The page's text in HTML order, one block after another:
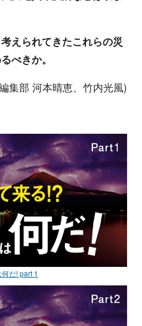
えられてきたこれらの災
べきか。
集部 河本晴恵、竹内光風)
だ! part 1